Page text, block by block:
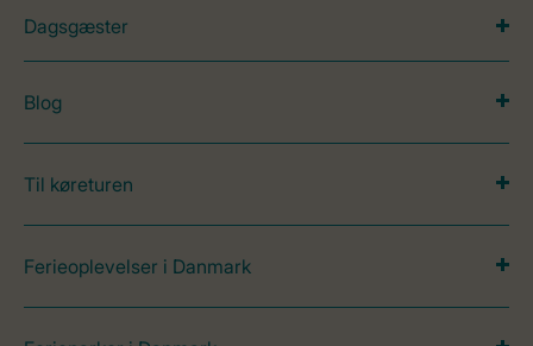
Dagsgæster
Blog
Til køreturen
Ferieoplevelser i Danmark